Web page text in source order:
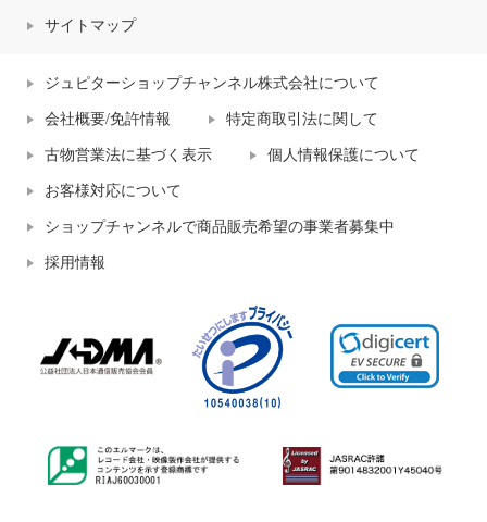
サイトマップ
ジュピターショップチャンネル株式会社について
会社概要/免許情報 特定商取引法に関して
古物営業法に基づく表示 個人情報保護について
お客様対応について
ショップチャンネルで商品販売希望の事業者募集中
採用情報